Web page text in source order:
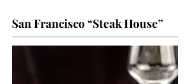
San Francisco “Steak House”